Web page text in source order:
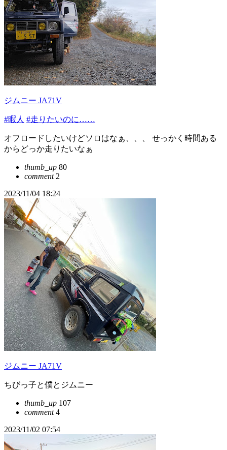
ジムニー JA71V
#暇人 #走りたいのに……
オフロードしたいけどソロはなぁ、、、 せっかく時間ある
からどっか走りたいなぁ
thumb_up 80
comment2
2023/11/04 18:24
ジムニー JA71V
ちびっ子と僕とジムニー
thumb_up 107
comment4
2023/11/02 07:54